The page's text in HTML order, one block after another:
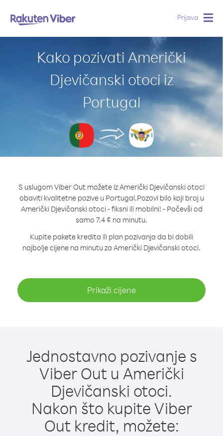
Prijava
Kako pozivati Američki
Djevičanski otoci iz
Portugal
S uslugom Viber Out možete iz Američki Djevičanski otoci
obaviti kvalitetne pozive u Portugal.Pozovi bilo koji broj u
Američki Djevičanski otoci - fiksni ili mobilni! - Počevši od
samo 7.4 ¢ na minutu.
Kupite pakete kredita ili plan pozivanja da bi dobili
najbolje cijene na minutu za Američki Djevičanski otoci.
Prikaži cijene
Jednostavno pozivanje s
Viber Out u Američki
Djevičanski otoci.
Nakon što kupite Viber
Out kredit, možete: